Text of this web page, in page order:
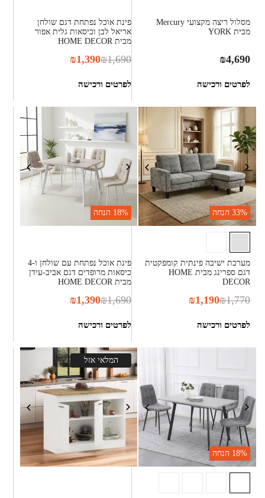
מסלול ריצה מקצועי Mercury
מבית YORK
₪4,690
לפרטים ורכישה
פינת אוכל נפתחת דגם שולחן
אריאל לבן וכיסאות גלית אפור
מבית HOME DECOR
₪1,690
₪1,390
לפרטים ורכישה
33% הנחה
מערכת ישיבה פינתית קומפקטית
דגם ספרינג מבית HOME
DECOR
₪1,770
₪1,190
לפרטים ורכישה
18% הנחה
פינת אוכל נפתחת עם שולחן ו-4
כיסאות מרופדים דגם אביב-עידן
מבית HOME DECOR
₪1,690
₪1,390
לפרטים ורכישה
18% הנחה
המלאי אזל